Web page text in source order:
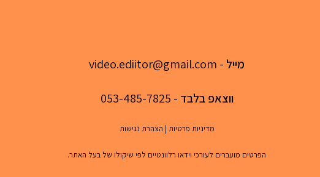
מייל -
video.ediitor@gmail.com
ווצאפ בלבד - 053-485-7825
מדיניות פרטיות | הצהרת נגישות
הפרטים מועברים לעורכי וידאו רלוונטיים לפי שיקולו של בעל האתר.